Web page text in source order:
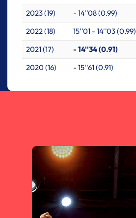
2023 (19)
- 14''08 (0.99)
2022 (18)
15''01 - 14''03 (0.99)
2021 (17)
- 14''34 (0.91)
2020 (16)
- 15''61 (0.91)